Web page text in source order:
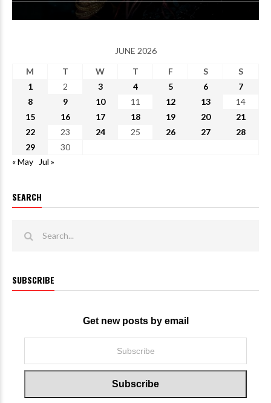
JUNE 2026
M
T W T F S
S
1
2 3 4 5 6
7
8
9 10 11 12 13
14
15
16 17 18 19 20
21
22
23 24 25 26 27
28
29
30
« May
Jul »
SEARCH
SUBSCRIBE
Get new posts by email